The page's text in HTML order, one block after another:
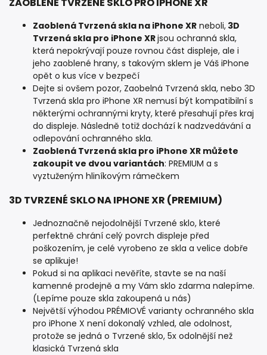
Zaoblená Tvrzená skla na iPhone XR neboli, 3D
Tvrzená skla pro iPhone XRjsou ochranná skla,
která nepokrývají pouze rovnou část displeje, ale i
jeho zaoblené hrany, s takovým sklem je Váš iPhone
opět o kus více v bezpečí
Dejte si ovšem pozor, Zaobelná Tvrzená skla, nebo 3D
Tvrzená skla pro iPhone XR nemusí být kompatibilní s
některými ochrannými kryty, které přesahují přes kraj
do displeje. Následně totiž dochází k nadzvedávání a
odlepování ochranného skla.
Zaoblená Tvrzená skla pro iPhone XR můžete
zakoupit ve dvou variantách: PREMIUM a s
vyztuženým hliníkovým rámečkem
3D TVRZENÉ SKLO NA IPHONE XR (PREMIUM)
Jednoznačně nejodolnější Tvrzené sklo, které
perfektně chrání celý povrch displeje před
poškozením, je celé vyrobeno ze skla a velice dobře
se aplikuje!
Pokud si na aplikaci nevěříte, stavte se na naší
kamenné prodejně a my Vám sklo zdarma nalepíme.
(Lepíme pouze skla zakoupená u nás)
Největší výhodou PRÉMIOVÉ varianty ochranného skla
pro iPhone X není dokonalý vzhled, ale odolnost,
protože se jedná o Tvrzené sklo, 5x odolnější než
klasická Tvrzená skla